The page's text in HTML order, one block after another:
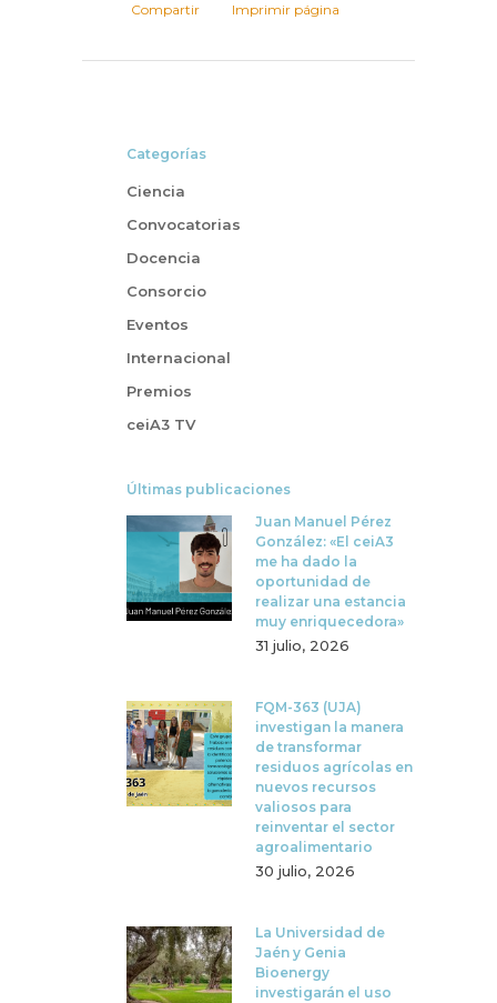
Compartir Imprimir página
Categorías
Ciencia
Convocatorias
Docencia
Consorcio
Eventos
Internacional
Premios
ceiA3 TV
Últimas publicaciones
Juan Manuel Pérez
González: «El ceiA3
me ha dado la
oportunidad de
realizar una estancia
muy enriquecedora»
31 julio, 2026
FQM-363 (UJA)
investigan la manera
de transformar
residuos agrícolas en
nuevos recursos
valiosos para
reinventar el sector
agroalimentario
30 julio, 2026
La Universidad de
Jaén y Genia
Bioenergy
investigarán el uso